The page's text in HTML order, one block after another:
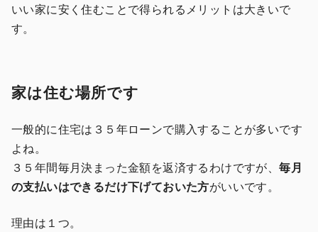
いい家に安く住むことで得られるメリットは大きいで
す。
家は住む場所です
一般的に住宅は３５年ローンで購入することが多いです
よね。
３５年間毎月決まった金額を返済するわけですが、毎月
の支払いはできるだけ下げておいた方がいいです。
理由は１つ。